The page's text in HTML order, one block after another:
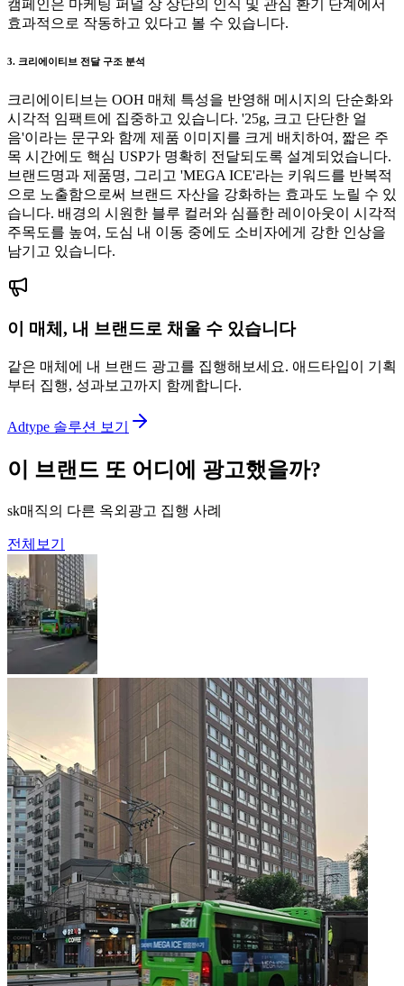
캠페인은 마케팅 퍼널 상 상단의 인식 및 관심 환기 단계에서
효과적으로 작동하고 있다고 볼 수 있습니다.
3. 크리에이티브 전달 구조 분석
크리에이티브는 OOH 매체 특성을 반영해 메시지의 단순화와
시각적 임팩트에 집중하고 있습니다. '25g, 크고 단단한 얼
음'이라는 문구와 함께 제품 이미지를 크게 배치하여, 짧은 주
목 시간에도 핵심 USP가 명확히 전달되도록 설계되었습니다.
브랜드명과 제품명, 그리고 'MEGA ICE'라는 키워드를 반복적
으로 노출함으로써 브랜드 자산을 강화하는 효과도 노릴 수 있
습니다. 배경의 시원한 블루 컬러와 심플한 레이아웃이 시각적
주목도를 높여, 도심 내 이동 중에도 소비자에게 강한 인상을
남기고 있습니다.
이 매체, 내 브랜드로 채울 수 있습니다
같은 매체에 내 브랜드 광고를 집행해보세요. 애드타입이 기획
부터 집행, 성과보고까지 함께합니다.
Adtype 솔루션 보기
이 브랜드 또 어디에 광고했을까?
sk매직의 다른 옥외광고 집행 사례
전체보기